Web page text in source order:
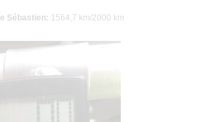
Sébastien: 1564,7 km/2000 km